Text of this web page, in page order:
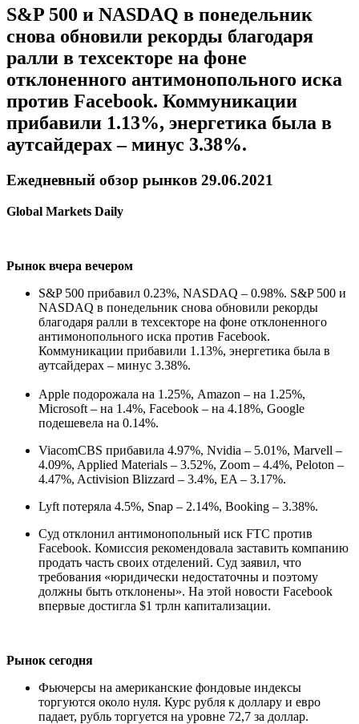
S&P 500 и NASDAQ в понедельник
снова обновили рекорды благодаря
ралли в техсекторе на фоне
отклоненного антимонопольного иска
против Facebook. Коммуникации
прибавили 1.13%, энергетика была в
аутсайдерах – минус 3.38%.
Ежедневный обзор рынков 29.06.2021
Global Markets Daily
Рынок вчера вечером
S&P 500 прибавил 0.23%, NASDAQ – 0.98%. S&P 500 и
NASDAQ в понедельник снова обновили рекорды
благодаря ралли в техсекторе на фоне отклоненного
антимонопольного иска против Facebook.
Коммуникации прибавили 1.13%, энергетика была в
аутсайдерах – минус 3.38%.
Apple подорожала на 1.25%, Amazon – на 1.25%,
Microsoft – на 1.4%, Facebook – на 4.18%, Google
подешевела на 0.14%.
ViacomCBS прибавила 4.97%, Nvidia – 5.01%, Marvell –
4.09%, Applied Materials – 3.52%, Zoom – 4.4%, Peloton –
4.47%, Activision Blizzard – 3.4%, EA – 3.17%.
Lyft потеряла 4.5%, Snap – 2.14%, Booking – 3.38%.
Суд отклонил антимонопольный иск FTC против
Facebook. Комиссия рекомендовала заставить компанию
продать часть своих отделений. Суд заявил, что
требования «юридически недостаточны и поэтому
должны быть отклонены». На этой новости Facebook
впервые достигла $1 трлн капитализации.
Рынок сегодня
Фьючерсы на американские фондовые индексы
торгуются около нуля. Курс рубля к доллару и евро
падает, рубль торгуется на уровне 72,7 за доллар.